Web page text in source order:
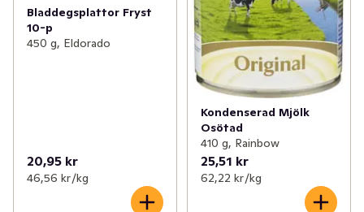
Bladdegsplattor Fryst
10-p
450 g, Eldorado
20,95 kr
46,56 kr /kg
Kondenserad Mjölk
Osötad
410 g, Rainbow
25,51 kr
62,22 kr /kg